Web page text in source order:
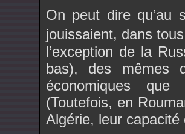
On peut dire qu’au
jouissaient, dans
l’exception de la
bas), des mêmes
économiques
(Toutefois, en
Algérie, leur